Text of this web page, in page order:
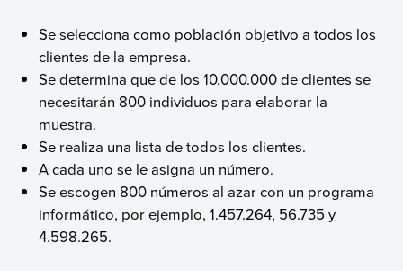
Se selecciona como población objetivo a todos los
clientes de la empresa.
Se determina que de los 10.000.000 de clientes se
necesitarán 800 individuos para elaborar la
muestra.
Se realiza una lista de todos los clientes.
A cada uno se le asigna un número.
Se escogen 800 números al azar con un programa
informático, por ejemplo, 1.457.264, 56.735 y
4.598.265.